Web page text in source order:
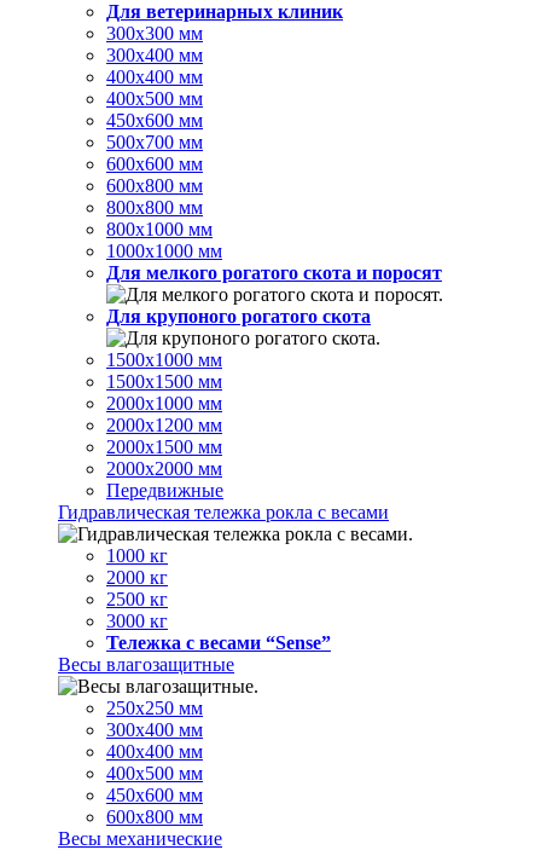
Для ветеринарных клиник
300х300 мм
300х400 мм
400х400 мм
400х500 мм
450х600 мм
500х700 мм
600х600 мм
600х800 мм
800х800 мм
800х1000 мм
1000х1000 мм
Для мелкого рогатого скота и поросят
Для крупоного рогатого скота
1500х1000 мм
1500х1500 мм
2000х1000 мм
2000х1200 мм
2000х1500 мм
2000х2000 мм
Передвижные
Гидравлическая тележка рокла с весами
1000 кг
2000 кг
2500 кг
3000 кг
Тележка с весами “Sense”
Весы влагозащитные
250х250 мм
300х400 мм
400х400 мм
400х500 мм
450х600 мм
600х800 мм
Весы механические